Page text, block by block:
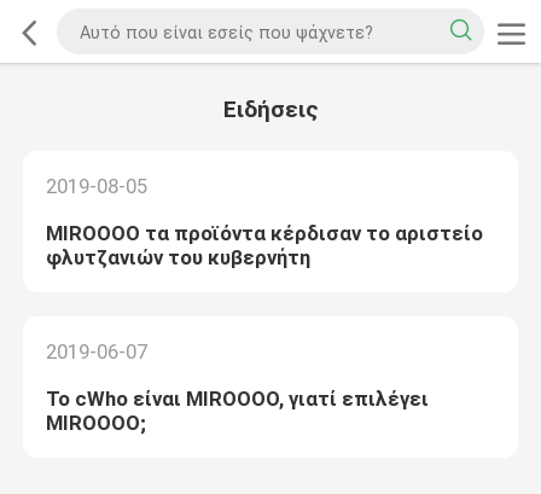
Ειδήσεις
2019-08-05
MIROOOO τα προϊόντα κέρδισαν το αριστείο
φλυτζανιών του κυβερνήτη
2019-06-07
Το cWho είναι MIROOOO, γιατί επιλέγει
MIROOOO;